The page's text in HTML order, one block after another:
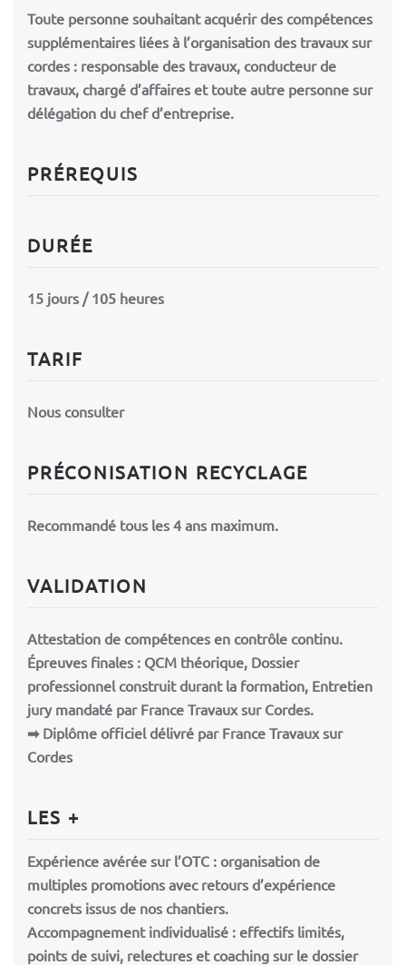
Toute personne souhaitant acquérir des compétences
supplémentaires liées à l’organisation des travaux sur
cordes : responsable des travaux, conducteur de
travaux, chargé d’affaires et toute autre personne sur
délégation du chef d’entreprise.
PRÉREQUIS
DURÉE
15 jours / 105 heures
TARIF
Nous consulter
PRÉCONISATION RECYCLAGE
Recommandé tous les 4 ans maximum.
VALIDATION
Attestation de compétences en contrôle continu.
Épreuves finales : QCM théorique, Dossier
professionnel construit durant la formation, Entretien
jury mandaté par France Travaux sur Cordes.
➡ Diplôme officiel délivré par France Travaux sur
Cordes
LES +
Expérience avérée sur l’OTC : organisation de
multiples promotions avec retours d’expérience
concrets issus de nos chantiers.
Accompagnement individualisé : effectifs limités,
points de suivi, relectures et coaching sur le dossier